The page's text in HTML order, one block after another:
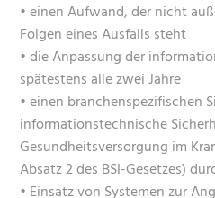
• einen Aufwand, der nicht
Folgen eines Ausfalls steht
• die Anpassung der
spätestens alle zwei Jahre
• einen branchenspezifischen
informationstechnische
Gesundheitsversorgung im
Absatz 2 des BSI-Gesetzes)
• Einsatz von Systemen zur